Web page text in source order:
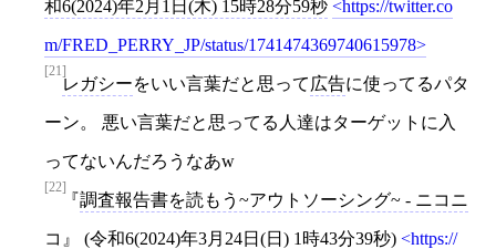
和6(2024)年2月1日(木) 15時28分59秒 https://twitter.co
m/FRED_PERRY_JP/status/1741474369740615978
[21]
レガシーをいい言葉だと思って 広告に使ってるパタ
ーン。 悪い言葉だと思ってる人達はターゲットに入
ってないんだろうなあw
[22]
調査報告書を読もう~アウトソーシング~ - ニコニ
コ (令和6(2024)年3月24日(日) 1時43分39秒) https://